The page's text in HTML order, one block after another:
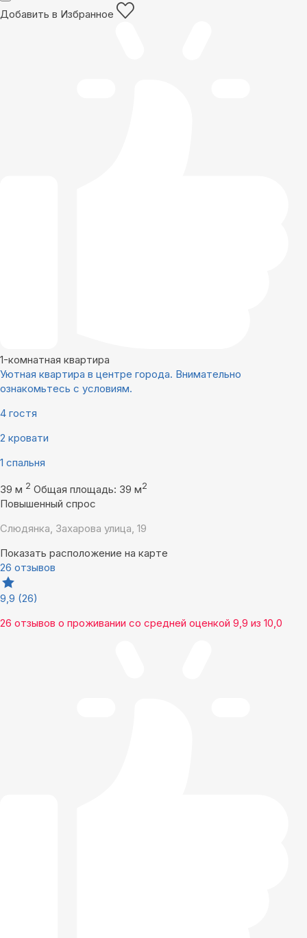
Добавить в Избранное
1-комнатная квартира
Уютная квартира в центре города. Внимательно
ознакомьтесь с условиям.
4 гостя
2 кровати
1 спальня
39 м 2 Общая площадь: 39 м2
Повышенный спрос
Слюдянка, Захарова улица, 19
Показать расположение на карте
26 отзывов
9,9 (26)
26 отзывов о проживании со средней оценкой 9,9 из 10,0